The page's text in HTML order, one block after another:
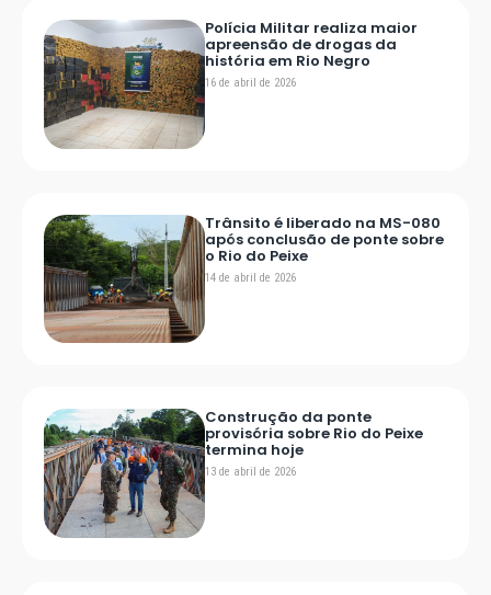
Polícia Militar realiza maior
apreensão de drogas da
história em Rio Negro
16 de abril de 2026
Trânsito é liberado na MS-080
após conclusão de ponte sobre
o Rio do Peixe
14 de abril de 2026
Construção da ponte
provisória sobre Rio do Peixe
termina hoje
13 de abril de 2026